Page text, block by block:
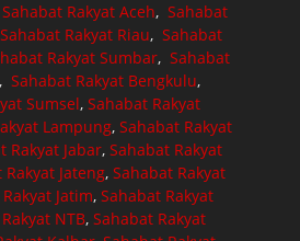
Sahabat Rakyat Aceh, Sahabat
Sahabat Rakyat Riau, Sahabat
Rakyat Sumbar,Sahabat
, Sahabat Rakyat Bengkulu,
Sumsel, Sahabat Rakyat
Lampung,Sahabat Rakyat
Rakyat Jabar,Sahabat Rakyat
Rakyat Jateng, Sahabat Rakyat
Jatim, Sahabat Rakyat
NTB,Sahabat Rakyat